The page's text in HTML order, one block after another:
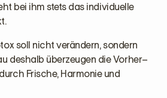
bei ihm stets das individuelle
soll nicht verändern, sondern
deshalb überzeugen die Vorher–
Frische, Harmonie und